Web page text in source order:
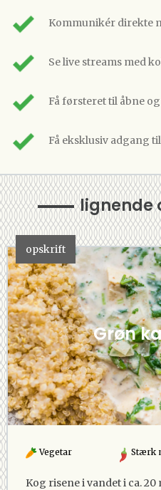
Kommunikér direkte
Se live streams med
Få førsteret til åbne
Få eksklusiv adgang
lignende
opskrift
Grøn
Vegetar Stærk
Kog risene i vandet i ca.